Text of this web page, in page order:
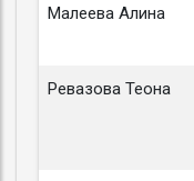
Малеева Алина
Ревазова Теона